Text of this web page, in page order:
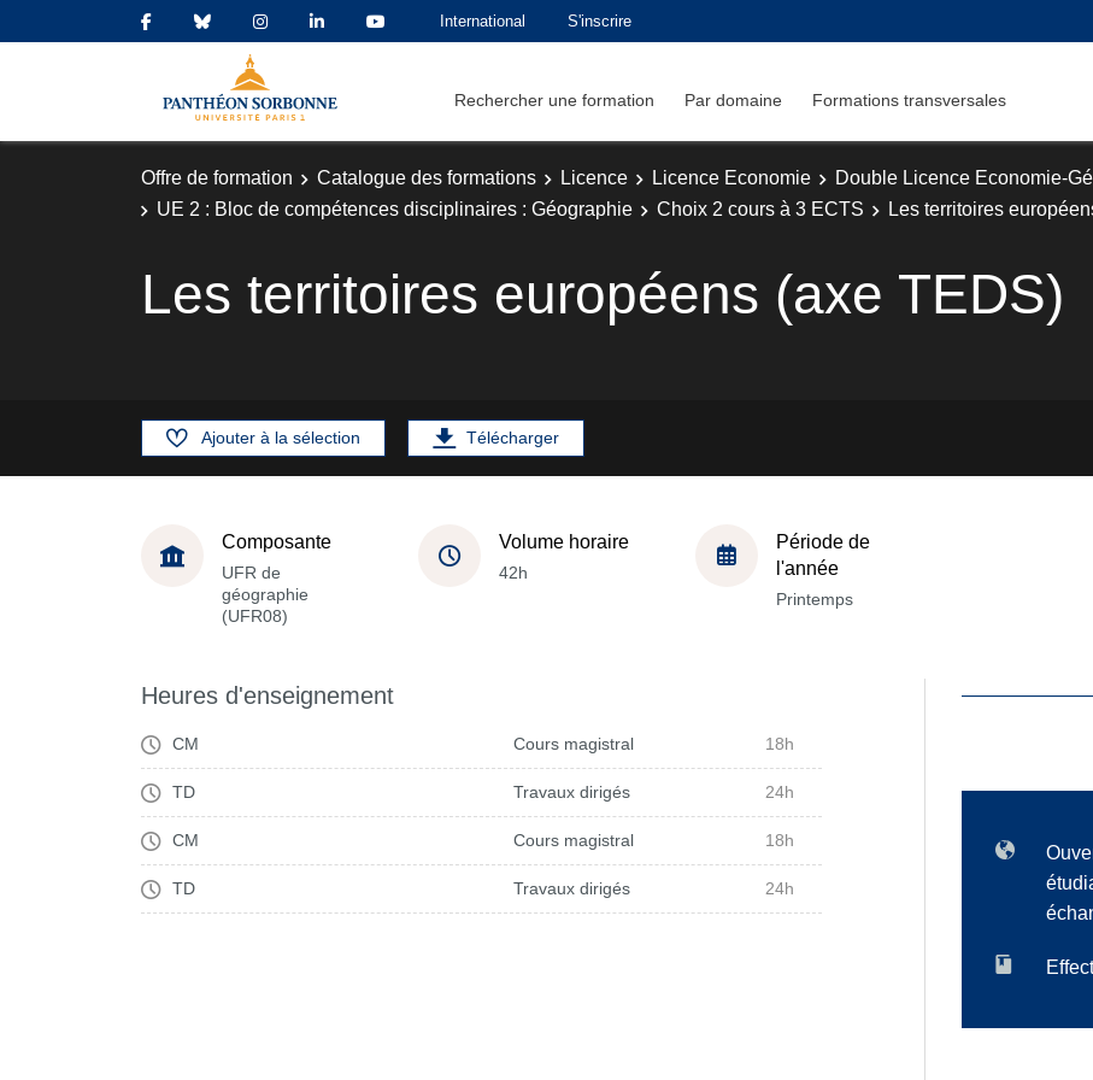
International S'inscrire
Rechercher une formation Par domaine Formations transversales
Offre de formation Catalogue des formations Licence Licence Economie
Double Licence Economie-
UE 2 : Bloc de compétences disciplinaires : Géographie
Choix 2 cours à 3 ECTS Les territoires
Les territoires européens (axe TEDS)
Ajouter à la sélection Télécharger
Composante
UFR de
géographie
(UFR08)
Volume horaire
42h
Période de
l'année
Printemps
Heures d'enseignement
CM Cours magistral 18h
TD Travaux dirigés 24h
CM Cours magistral 18h
TD Travaux dirigés 24h